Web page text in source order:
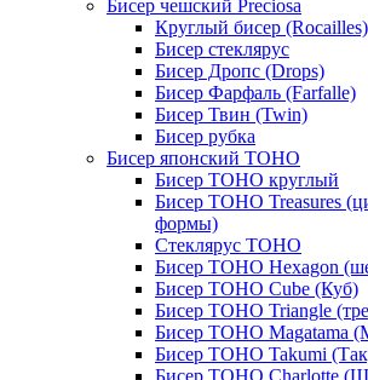
Бисер чешский Preciosa
Круглый бисер (Rocailles)
Бисер стеклярус
Бисер Дропс (Drops)
Бисер Фарфаль (Farfalle)
Бисер Твин (Twin)
Бисер рубка
Бисер японский TOHO
Бисер TOHO круглый
Бисер TOHO Treasures
формы)
Стеклярус TOHO
Бисер TOHO Hexagon
Бисер TOHO Cube (Куб)
Бисер TOHO Triangle
Бисер TOHO Magatama
Бисер TOHO Takumi